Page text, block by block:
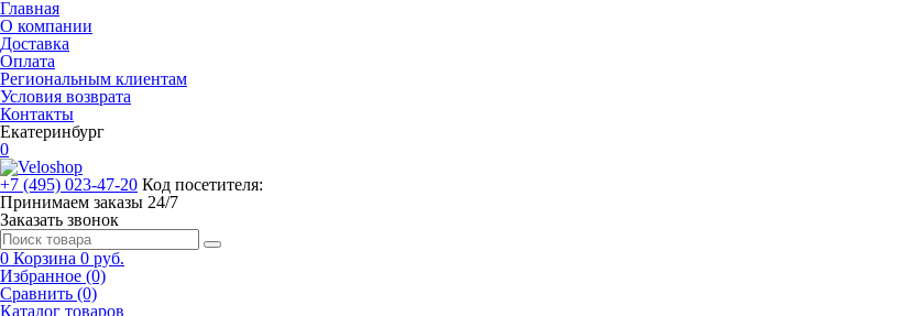
Главная
О компании
Доставка
Оплата
Региональным клиентам
Условия возврата
Контакты
Екатеринбург
0
+7 (495) 023-47-20 Код посетителя:
Принимаем заказы 24/7
Заказать звонок
0 Корзина 0 руб.
Избранное (0)
Сравнить (0)
Каталог товаров